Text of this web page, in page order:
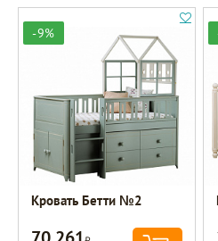
-9%
Кровать Бетти №2
Р